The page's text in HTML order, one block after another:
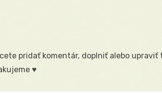
pridať komentár, doplniť alebo
♥